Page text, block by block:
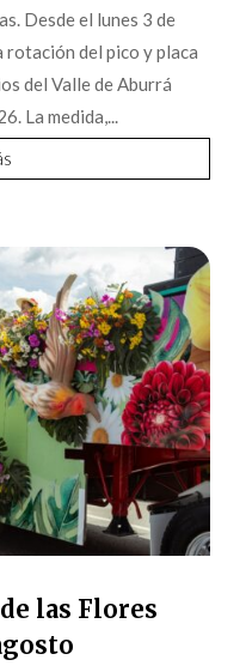
Desde el lunes 3 de
rotación del pico y placa
del Valle de Aburrá
La medida,...
las Flores